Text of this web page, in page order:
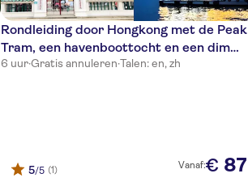
Rondleiding door Hongkong met de Peak
Tram, een havenboottocht en een dim
sum-diner
6 uur·Gratis annuleren·Talen: en, zh
5/5 (1) Vanaf:€ 87